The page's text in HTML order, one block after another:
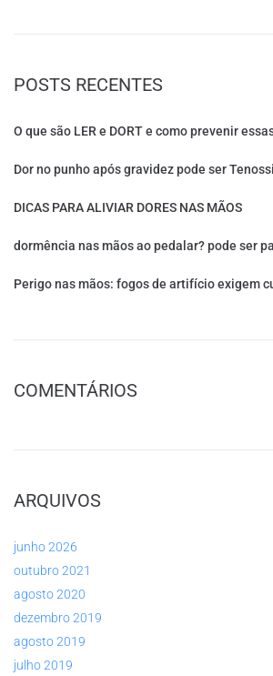
POSTS RECENTES
O que são LER e DORT e como prevenir
Dor no punho após gravidez pode ser
DICAS PARA ALIVIAR DORES NAS MÃOS
dormência nas mãos ao pedalar? pode ser
Perigo nas mãos: fogos de artifício exigem
COMENTÁRIOS
ARQUIVOS
junho 2026
outubro 2021
agosto 2020
dezembro 2019
agosto 2019
julho 2019